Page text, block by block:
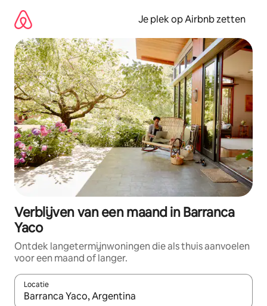
direct
naar
inhoud
Je plek op Airbnb zetten
Verblijven van een maand in Barranca
Yaco
Ontdek langetermijnwoningen die als thuis aanvoelen
voor een maand of langer.
Locatie
Wanneer er resultaten beschikbaar zijn, maak je een keuze